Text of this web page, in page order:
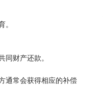
财产还款。
通常会获得相应的补偿